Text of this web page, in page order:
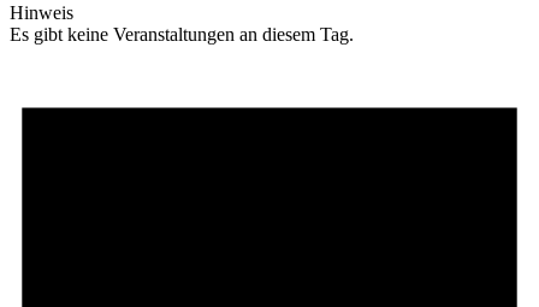
Hinweis
Es gibt keine Veranstaltungen an diesem Tag.